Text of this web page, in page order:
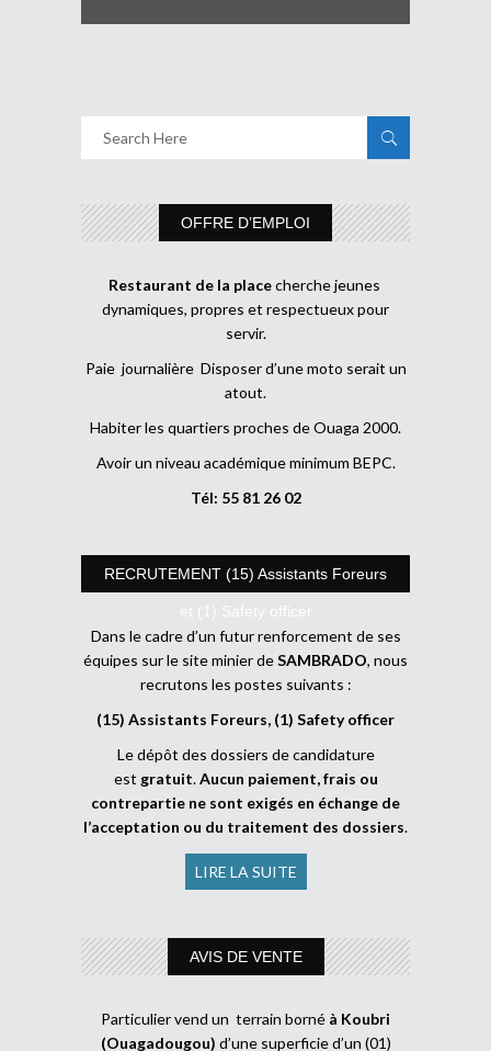
OFFRE D’EMPLOI
Restaurant de la placecherche jeunes
dynamiques, propres et respectueux pour
servir.
Paie journalière Disposer d’une moto serait un
atout.
Habiter les quartiers proches de Ouaga 2000.
Avoir un niveau académique minimum BEPC.
Tél: 55 81 26 02
RECRUTEMENT (15) Assistants Foreurs
et (1) Safety officer
Dans le cadre d’un futur renforcement de ses
équipes sur le site minier deSAMBRADO, nous
recrutons les postes suivants :
(15) Assistants Foreurs, (1) Safety officer
Le dépôt des dossiers de candidature
est gratuit.Aucun paiement, frais ou
contrepartie ne sont exigés en échange de
l’acceptation ou du traitement des dossiers.
LIRE LA SUITE
AVIS DE VENTE
Particulier vend un terrain borné à Koubri
(Ouagadougou) d’une superficie d’un (01)